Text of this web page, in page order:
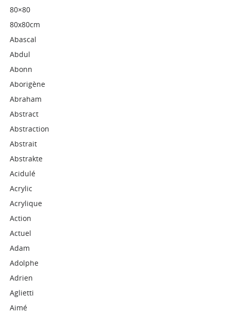
80×80
80x80cm
Abascal
Abdul
Abonn
Aborigène
Abraham
Abstract
Abstraction
Abstrait
Abstrakte
Acidulé
Acrylic
Acrylique
Action
Actuel
Adam
Adolphe
Adrien
Aglietti
Aimé